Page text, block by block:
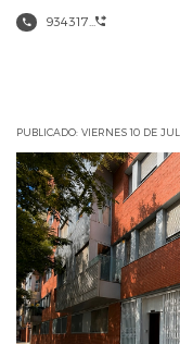
934317...
PUBLICADO: VIERNES 10 DE